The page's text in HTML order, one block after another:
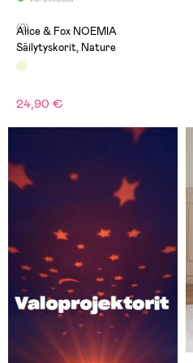
(2)
Alice & Fox NOEMIA
Säilytyskorit, Nature
24,90 €